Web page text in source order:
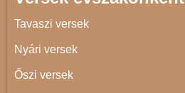
Tavaszi versek
Nyári versek
Őszi versek